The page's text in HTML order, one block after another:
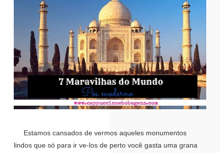
Estamos cansados de vermos aqueles monumentos
lindos que só para ir ve-los de perto você gasta uma grana